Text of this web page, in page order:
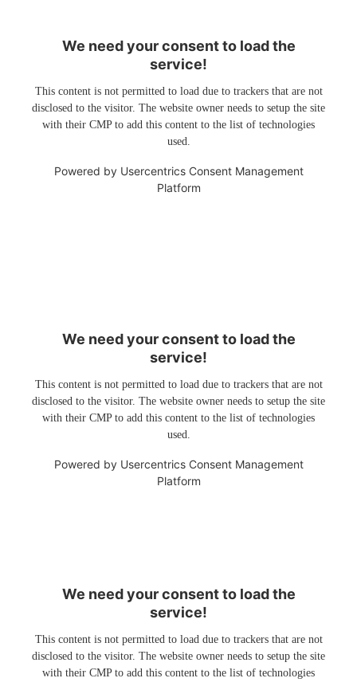
We need your consent to load the
service!
This content is not permitted to load due to trackers that are not
disclosed to the visitor. The website owner needs to setup the site
with their CMP to add this content to the list of technologies
used.
Powered by Usercentrics Consent Management
Platform
We need your consent to load the
service!
This content is not permitted to load due to trackers that are not
disclosed to the visitor. The website owner needs to setup the site
with their CMP to add this content to the list of technologies
used.
Powered by Usercentrics Consent Management
Platform
We need your consent to load the
service!
This content is not permitted to load due to trackers that are not
disclosed to the visitor. The website owner needs to setup the site
with their CMP to add this content to the list of technologies